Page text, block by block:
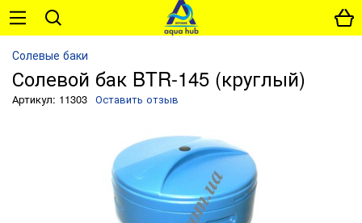
Солевые баки
Солевой бак BTR-145 (круглый)
Артикул: 11303 Оставить отзыв